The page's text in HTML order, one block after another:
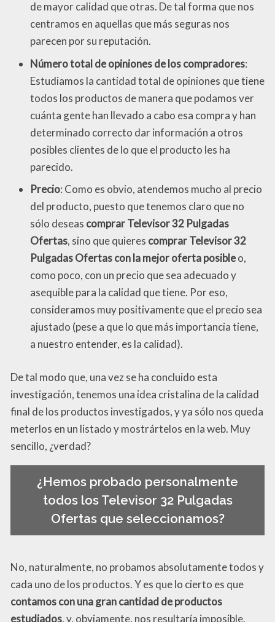
de mayor calidad que otras. De tal forma que nos
centramos en aquellas que más seguras nos
parecen por su reputación.
Número total de opiniones de los compradores:
Estudiamos la cantidad total de opiniones que tiene
todos los productos de manera que podamos ver
cuánta gente han llevado a cabo esa compra y han
determinado correcto dar información a otros
posibles clientes de lo que el producto les ha
parecido.
Precio: Como es obvio, atendemos mucho al precio
del producto, puesto que tenemos claro que no
sólo deseas comprar Televisor 32 Pulgadas
Ofertas, sino que quieres comprar Televisor 32
Pulgadas Ofertas con la mejor oferta posibleo,
como poco, con un precio que sea adecuado y
asequible para la calidad que tiene. Por eso,
consideramos muy positivamente que el precio sea
ajustado (pese a que lo que más importancia tiene,
a nuestro entender, es la calidad).
De tal modo que, una vez se ha concluido esta
investigación, tenemos una idea cristalina de la calidad
final de los productos investigados, y ya sólo nos queda
meterlos en un listado y mostrártelos en la web. Muy
sencillo, ¿verdad?
¿Hemos probado personalmente
todos los Televisor 32 Pulgadas
Ofertas que seleccionamos?
No, naturalmente, no probamos absolutamente todos y
cada uno de los productos. Y es que lo cierto es que
contamos con una gran cantidad de productos
estudiados, y, obviamente, nos resultaría imposible.